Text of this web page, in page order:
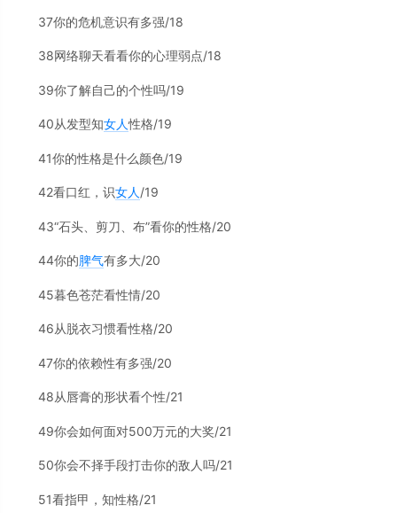
37你的危机意识有多强/18
38网络聊天看看你的心理弱点/18
39你了解自己的个性吗/19
40从发型知女人性格/19
41你的性格是什么颜色/19
42看口红，识女人 /19
43“石头、剪刀、布”看你的性格/20
44你的脾气有多大/20
45暮色苍茫看性情/20
46从脱衣习惯看性格/20
47你的依赖性有多强/20
48从唇膏的形状看个性/21
49你会如何面对500万元的大奖/21
50你会不择手段打击你的敌人吗/21
51看指甲，知性格/21